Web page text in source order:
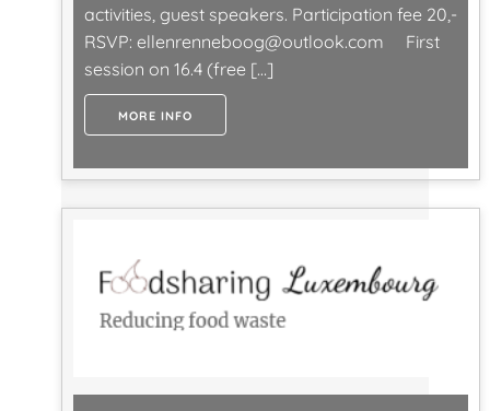
activities, guest speakers. Participation fee 20,-
RSVP: ellenrenneboog@outlook.com First
session on 16.4 (free […]
MORE INFO